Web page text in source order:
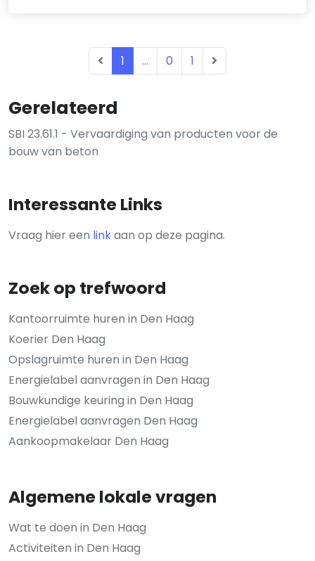
Gerelateerd
SBI 23.61.1 - Vervaardiging van producten voor de
bouw van beton
Interessante Links
Vraag hier een linkaan op deze pagina.
Zoek op trefwoord
Kantoorruimte huren in Den Haag
Koerier Den Haag
Opslagruimte huren in Den Haag
Energielabel aanvragen in Den Haag
Bouwkundige keuring in Den Haag
Energielabel aanvragen Den Haag
Aankoopmakelaar Den Haag
Algemene lokale vragen
Wat te doen in Den Haag
Activiteiten in Den Haag
1 ... 0 1